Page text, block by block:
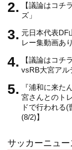
【議論はコチ
ズ」
元日本代表DF
レー集動画あり
【議論はコチ
vsRB大宮アル
『浦和に来た
宮さんとのト
ドで行われる
(8/2)】
サッカーニュー